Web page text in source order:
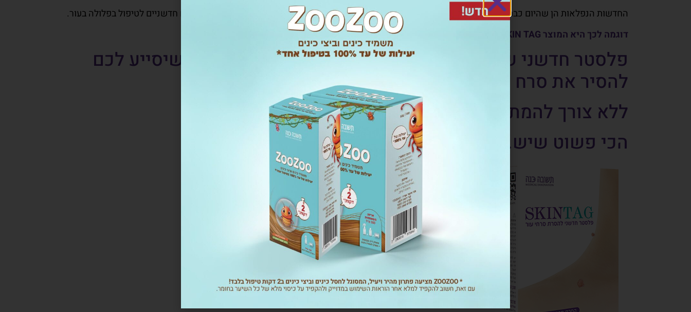
החדשות הנפלאות הן שהיום כבר לא צריך להשתמש בשיטות מיושנות ותרופות סבתא, שלרוב גם לא עבדו, היום ישנם מוצרים חדשניים לטיפול בפלולה בעור.
דוגמה לכך היא המוצר SKIN TAG
פלסטר חדשני שאינו מכיל כימיקלים המיועד לשימוש ביתי שיסייע לכם
להסיר את סרח העור בשישה ימים בלבד.
ללא צורך להמתין לתורים ארוכים עבור קביעת תור לרופא.
הכי פשוט שיש.